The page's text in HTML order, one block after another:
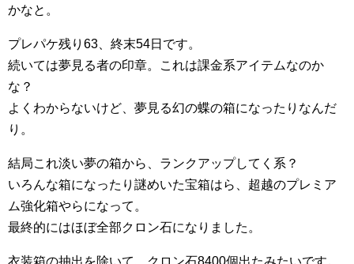
かなと。
プレパケ残り63、終末54日です。
続いては夢見る者の印章。これは課金系アイテムなのか
な？
よくわからないけど、夢見る幻の蝶の箱になったりなんだ
り。
結局これ淡い夢の箱から、ランクアップしてく系？
いろんな箱になったり謎めいた宝箱はら、超越のプレミア
ム強化箱やらになって。
最終的にはほぼ全部クロン石になりました。